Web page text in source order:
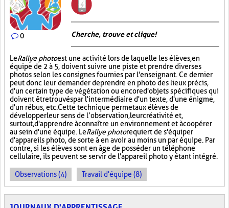
0 Cherche, trouve et clique !
LeRallye photoest une activité lors de laquelle les élèves, en
équipe de 2 à 5, doivent suivre une piste et prendre diverses
photos selon les consignes fournies par l'enseignant. Ce dernier
peut donc leur demander de prendre en photo des lieux précis,
d'un certain type de végétation ou encore d'objets spécifiques qui
doivent être trouvés par l'intermédiaire d'un texte, d'une énigme,
d'un rébus, etc. Cette technique permet aux élèves de
développer leur sens de l’observation, leur créativité et,
surtout, d'apprendre à connaître un environnement et à coopérer
au sein d'une équipe. LeRallye photorequiert de s'équiper
d'appareils photo, de sorte à en avoir au moins un par équipe. Par
contre, si les élèves sont en âge de posséder un téléphone
cellulaire, ils peuvent se servir de l'appareil photo y étant intégré.
Observations (4) Travail d'équipe (8)